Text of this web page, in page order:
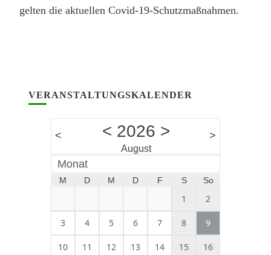
gelten die aktuellen Covid-19-Schutzmaßnahmen.
VERANSTALTUNGSKALENDER
< < 2026 >
August
>
Monat
M D M D F S So
1 2
3 4 5 6 7 8 9
10 11 12 13 14 15 16